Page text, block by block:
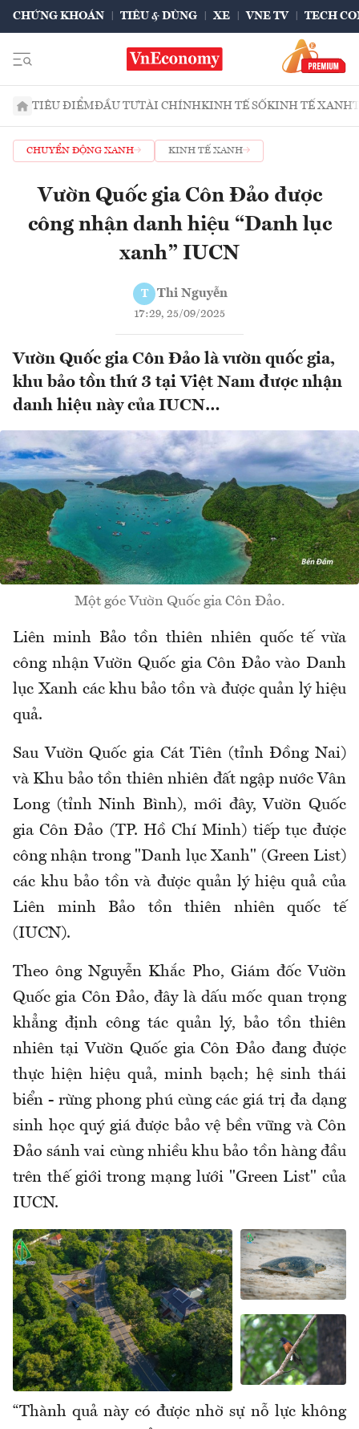
CHỨNG KHOÁN TIÊU & DÙNG XE VNE TV TECH
TIÊU ĐIỂMĐẦU TƯTÀI CHÍNHKINH TẾ SỐKINH TẾ XANH
CHUYỂN ĐỘNG XANH KINH TẾ XANH
Vườn Quốc gia Côn Đảo được
công nhận danh hiệu “Danh lục
xanh” IUCN
T Thi Nguyễn
17:29, 25/09/2025
Vườn Quốc gia Côn Đảo là vườn quốc gia,
khu bảo tồn thứ 3 tại Việt Nam được nhận
danh hiệu này của IUCN…
Một góc Vườn Quốc gia Côn Đảo.
Liên minh Bảo tồn thiên nhiên quốc tế vừa
công nhận Vườn Quốc gia Côn Đảo vào Danh
lục Xanh các khu bảo tồn và được quản lý hiệu
quả.
Sau Vườn Quốc gia Cát Tiên (tỉnh Đồng Nai)
và Khu bảo tồn thiên nhiên đất ngập nước Vân
Long (tỉnh Ninh Bình), mới đây, Vườn Quốc
gia Côn Đảo (TP. Hồ Chí Minh) tiếp tục được
công nhận trong "Danh lục Xanh" (Green List)
các khu bảo tồn và được quản lý hiệu quả của
Liên minh Bảo tồn thiên nhiên quốc tế
(IUCN).
Theo ông Nguyễn Khắc Pho, Giám đốc Vườn
Quốc gia Côn Đảo, đây là dấu mốc quan trọng
khẳng định công tác quản lý, bảo tồn thiên
nhiên tại Vườn Quốc gia Côn Đảo đang được
thực hiện hiệu quả, minh bạch; hệ sinh thái
biển - rừng phong phú cùng các giá trị đa dạng
sinh học quý giá được bảo vệ bền vững và Côn
Đảo sánh vai cùng nhiều khu bảo tồn hàng đầu
trên thế giới trong mạng lưới "Green List" của
IUCN.
“Thành quả này có được nhờ sự nỗ lực không